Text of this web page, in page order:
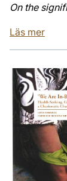
On the
Läs mer